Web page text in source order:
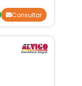
Consultar